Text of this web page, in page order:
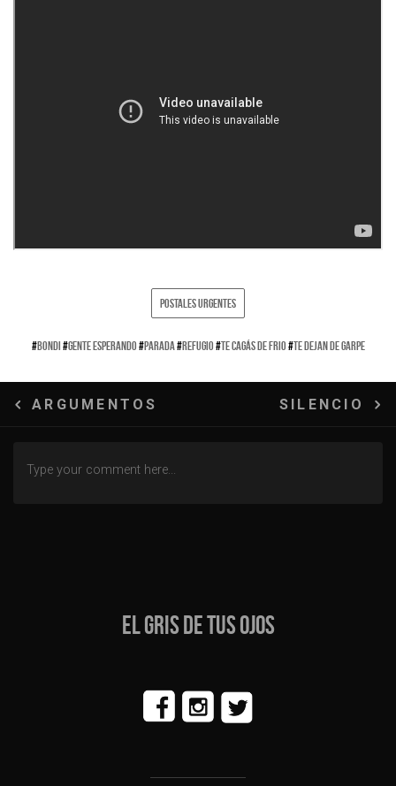
POSTALES URGENTES
#BONDI#GENTE ESPERANDO#PARADA#REFUGIO#TE CAGÁS DE FRIO#TE DEJAN DE GARPE
Navegación
entradas
ARGUMENTOS SILENCIO
EL GRIS DE TUS OJOS